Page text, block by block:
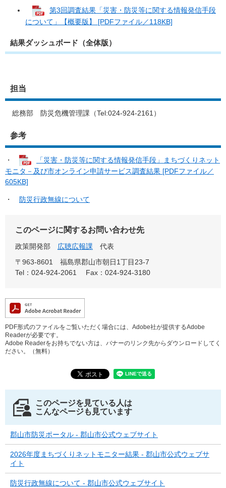
第3回調査結果「災害・防災等に関する情報発信手段
について」【概要版】 [PDFファイル／118KB]
結果ダッシュボード（全体版）
担当
総務部 防災危機管理課（Tel:024-924-2161）
参考
・
「災害・防災等に関する情報発信手段」まちづくりネット
モニタ－及び市オンライン申請サービス調査結果 [PDFファイル／
605KB]
・ 防災行政無線について
このページに関するお問い合わせ先
政策開発部 広聴広報課
代表
〒963-8601
福島県郡山市朝日1丁目23-7
Tel：024-924-2061
Fax：024-924-3180
PDF形式のファイルをご覧いただく場合には、Adobe社が提供するAdobe
Readerが必要です。
Adobe Readerをお持ちでない方は、バナーのリンク先からダウンロードしてく
ださい。（無料）
このページを見ている人は
こんなページも見ています
郡山市防災ポータル - 郡山市公式ウェブサイト
2026年度まちづくりネットモニター結果 - 郡山市公式ウェブサ
イト
防災行政無線について - 郡山市公式ウェブサイト